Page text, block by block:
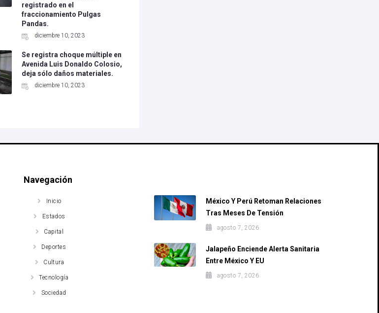
registrado en el
fraccionamiento Pulgas
Pandas.
diciembre 10, 2023
Se registra choque múltiple en
Avenida Luis Donaldo Colosio,
deja sólo daños materiales.
diciembre 10, 2023
Navegación
Inicio
Estados
Capital
Deportes
Cultura
Tecnología
Sociedad
México Y Perú Retoman Relaciones
Tras Meses De Tensión
agosto 7, 2026
Jalapeño Enciende Alerta Sanitaria
Entre México Y EU
agosto 7, 2026